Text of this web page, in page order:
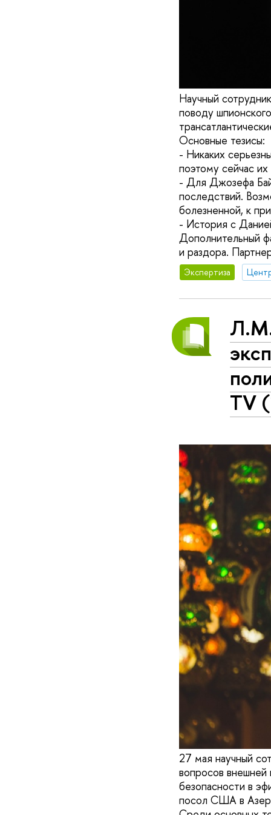
Научный
поводу
Основные тезисы:
- Никаких
поэтому сейчас
- Для Джозефа
последствий.
болезненной, к
- История с
Дополнительный
и раздора.
Экспертиза
Л.М.
TV
27 мая научный
вопросов
безопасности в
посол США в